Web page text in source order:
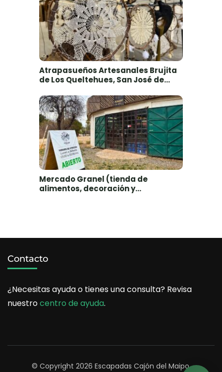
Atrapasueños Artesanales Brujita
de Los Queltehues, San José de
Mercado Granel (tienda de
alimentos, decoración y
Contacto
¿Necesitas ayuda o tienes una consulta? Revisa
nuestrocentro de ayuda.
© Copyright 2026 Escapadas Cajón del Maipo.